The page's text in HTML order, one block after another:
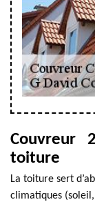
Couvreur
toiture
La toiture sert
climatiques